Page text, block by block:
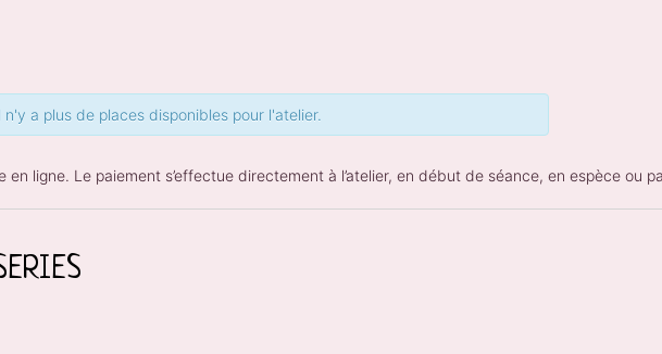
n'y a plus de places disponibles pour l'atelier.
en ligne. Le paiement s’effectue directement à l’atelier, en début de séance, en espèce ou